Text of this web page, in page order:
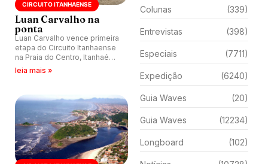
CIRCUITO ITANHAENSE
Luan Carvalho na
ponta
Luan Carvalho vence primeira
etapa do Circuito Itanhaense
na Praia do Centro, Itanhaém
(SP).
leia mais »
Colunas (339)
Entrevistas (398)
Especiais (7711)
Expedição (6240)
Guia Waves (20)
Guia Waves (12234)
Longboard (102)